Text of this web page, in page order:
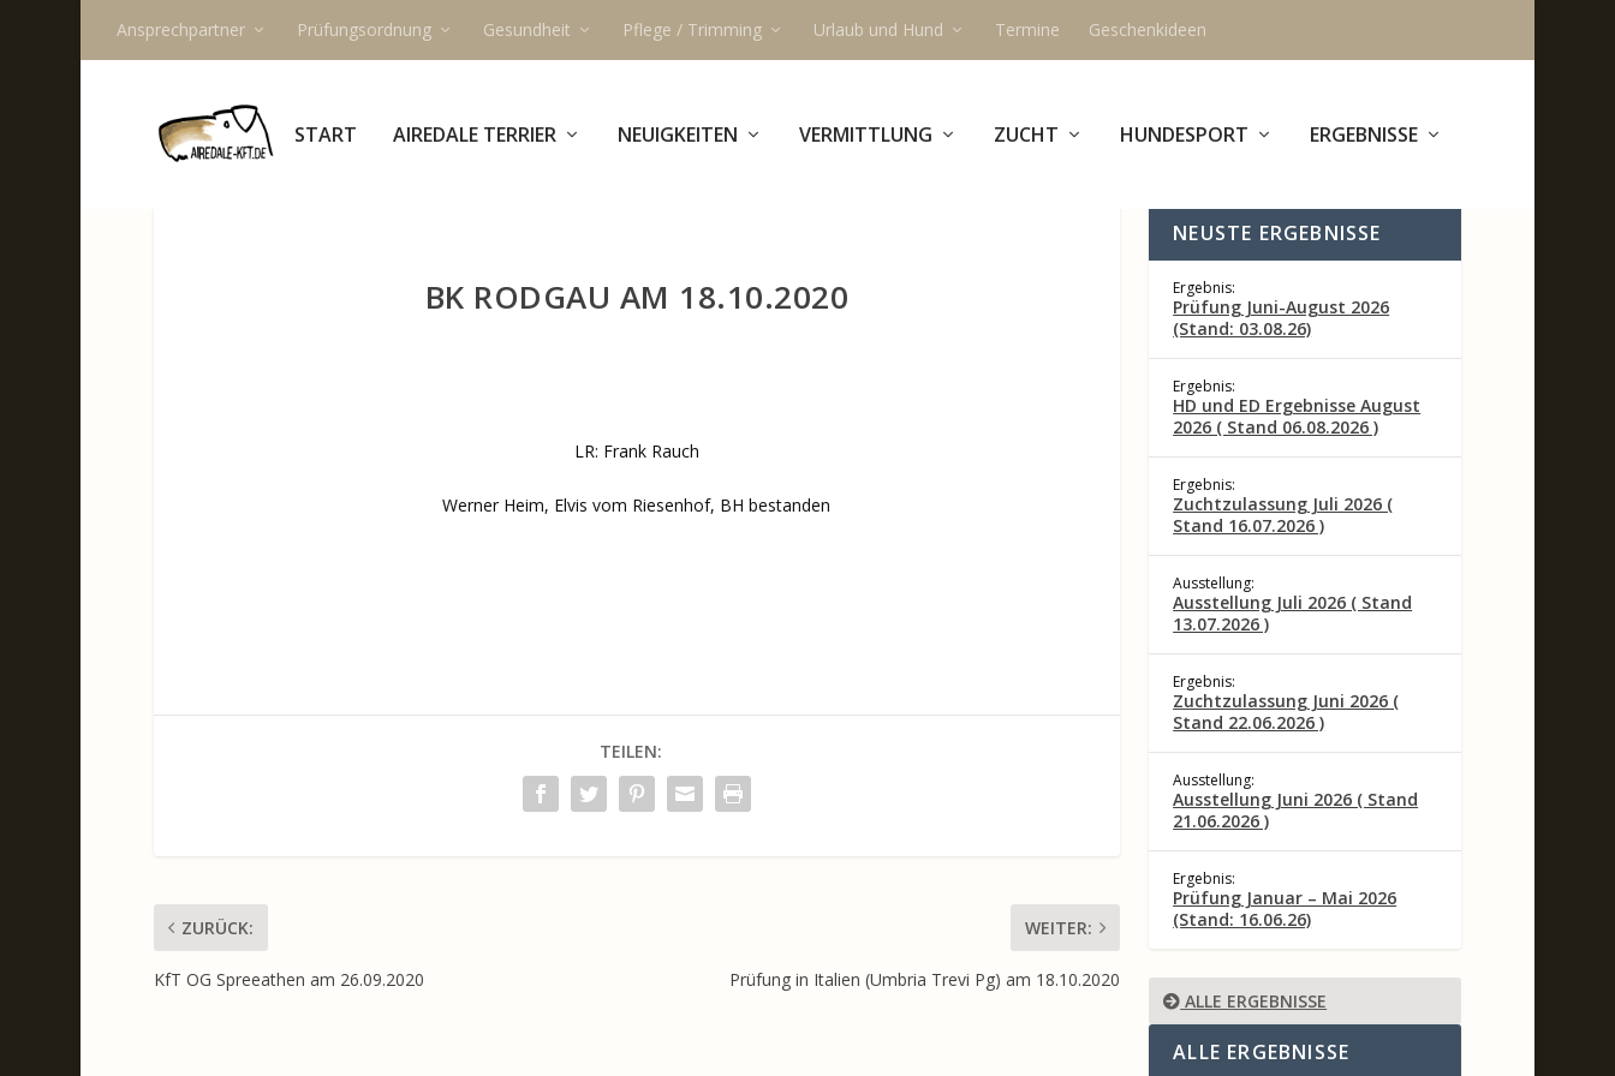
Ansprechpartner Prüfungsordnung Gesundheit Pflege / Trimming Urlaub und Hund Termine Geschenkideen
START AIREDALE TERRIER NEUIGKEITEN VERMITTLUNG ZUCHT HUNDESPORT ERGEBNISSE
BK RODGAU AM 18.10.2020
LR: Frank Rauch
Werner Heim, Elvis vom Riesenhof, BH bestanden
TEILEN:
ZURÜCK:
KfT OG Spreeathen am 26.09.2020
WEITER:
Prüfung in Italien (Umbria Trevi Pg) am 18.10.2020
NEUSTE ERGEBNISSE
Ergebnis:
Prüfung Juni-August 2026
(Stand: 03.08.26)
Ergebnis:
HD und ED Ergebnisse August
2026 ( Stand 06.08.2026 )
Ergebnis:
Zuchtzulassung Juli 2026 (
Stand 16.07.2026 )
Ausstellung:
Ausstellung Juli 2026 ( Stand
13.07.2026 )
Ergebnis:
Zuchtzulassung Juni 2026 (
Stand 22.06.2026 )
Ausstellung:
Ausstellung Juni 2026 ( Stand
21.06.2026 )
Ergebnis:
Prüfung Januar – Mai 2026
(Stand: 16.06.26)
ALLE ERGEBNISSE
ALLE ERGEBNISSE